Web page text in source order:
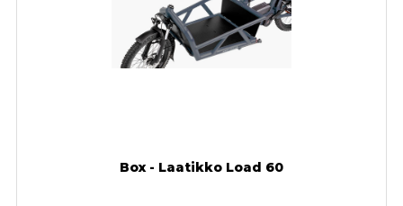
Box - Laatikko Load 60